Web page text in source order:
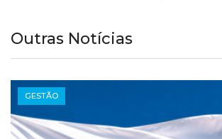
Outras Notícias
GESTÃO